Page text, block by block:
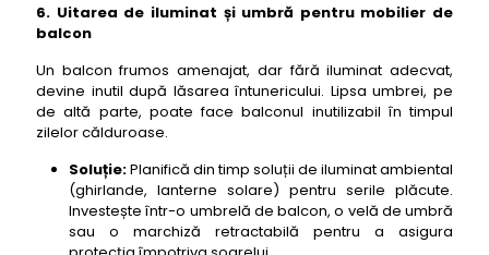
6. Uitarea de iluminat și umbră pentru mobilier de
balcon
Un balcon frumos amenajat, dar fără iluminat adecvat,
devine inutil după lăsarea întunericului. Lipsa umbrei, pe
de altă parte, poate face balconul inutilizabil în timpul
zilelor călduroase.
Soluție:Planifică din timp soluții de iluminat ambiental
(ghirlande, lanterne solare) pentru serile plăcute.
Investește într-o umbrelă de balcon, o velă de umbră
sau o marchiză retractabilă pentru a asigura